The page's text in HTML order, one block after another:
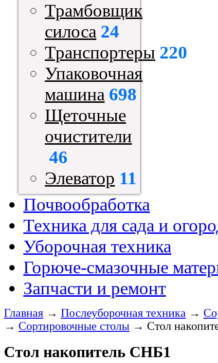
Трамбовщик
силоса 24
Транспортеры 220
Упаковочная
машина 698
Щеточные
очистители
46
Элеватор 11
Почвообработка
Техника для сада и
Уборочная техника
Горюче-смазочные
Запчасти и ремонт
Главная → Послеуборочная техника →
→ Сортировочные столы → Стол
Стол накопитель СНБ1